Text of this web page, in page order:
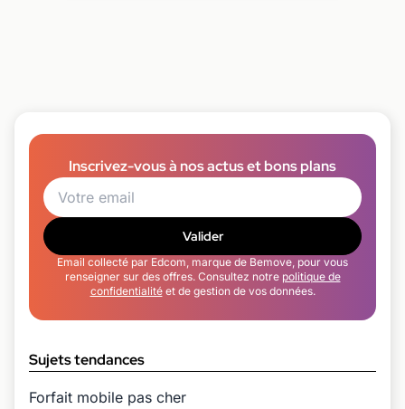
Inscrivez-vous à nos actus et bons plans
Valider
Email collecté par Edcom, marque de Bemove, pour vous
renseigner sur des offres. Consultez notre politique de
confidentialitéet de gestion de vos données.
Sujets tendances
Forfait mobile pas cher